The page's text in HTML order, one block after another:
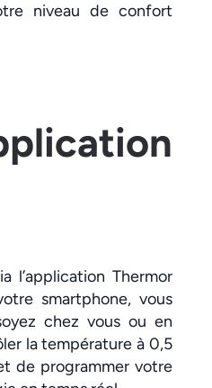
niveau de confort
l’application Thermor
smartphone, vous
chez vous ou en
la température à 0,5
de programmer votre